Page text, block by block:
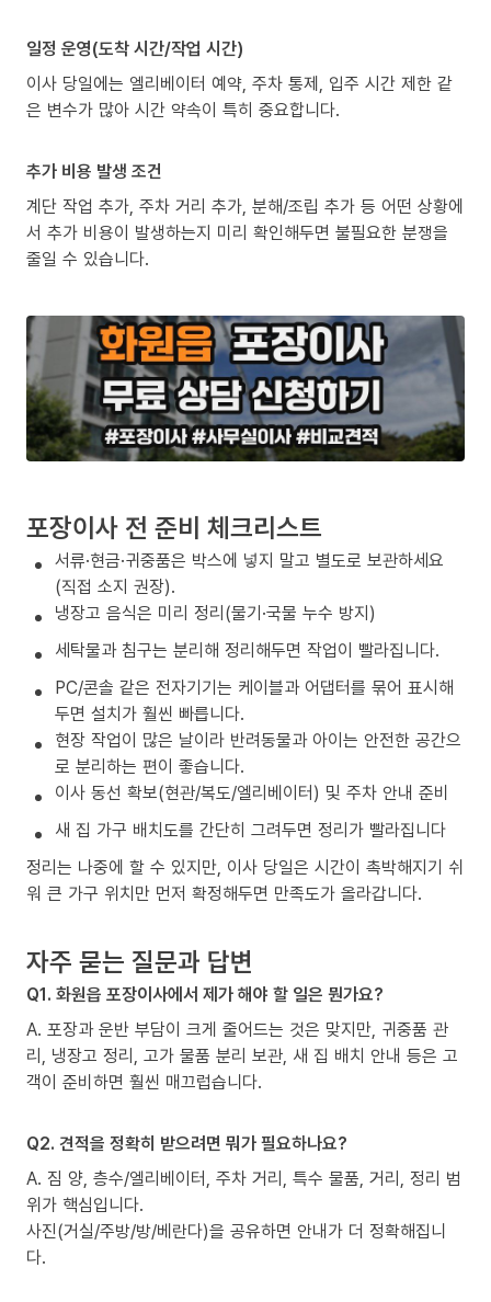
일정 운영(도착 시간/작업 시간)
이사 당일에는 엘리베이터 예약, 주차 통제, 입주 시간 제한 같
은 변수가 많아 시간 약속이 특히 중요합니다.
추가 비용 발생 조건
계단 작업 추가, 주차 거리 추가, 분해/조립 추가 등 어떤 상황에
서 추가 비용이 발생하는지 미리 확인해두면 불필요한 분쟁을
줄일 수 있습니다.
포장이사 전 준비 체크리스트
서류·현금·귀중품은 박스에 넣지 말고 별도로 보관하세요
(직접 소지 권장).
냉장고 음식은 미리 정리(물기·국물 누수 방지)
세탁물과 침구는 분리해 정리해두면 작업이 빨라집니다.
PC/콘솔 같은 전자기기는 케이블과 어댑터를 묶어 표시해
두면 설치가 훨씬 빠릅니다.
현장 작업이 많은 날이라 반려동물과 아이는 안전한 공간으
로 분리하는 편이 좋습니다.
이사 동선 확보(현관/복도/엘리베이터) 및 주차 안내 준비
새 집 가구 배치도를 간단히 그려두면 정리가 빨라집니다
정리는 나중에 할 수 있지만, 이사 당일은 시간이 촉박해지기 쉬
워 큰 가구 위치만 먼저 확정해두면 만족도가 올라갑니다.
자주 묻는 질문과 답변
Q1. 화원읍 포장이사에서 제가 해야 할 일은 뭔가요?
A. 포장과 운반 부담이 크게 줄어드는 것은 맞지만, 귀중품 관
리, 냉장고 정리, 고가 물품 분리 보관, 새 집 배치 안내 등은 고
객이 준비하면 훨씬 매끄럽습니다.
Q2. 견적을 정확히 받으려면 뭐가 필요하나요?
A. 짐 양, 층수/엘리베이터, 주차 거리, 특수 물품, 거리, 정리 범
위가 핵심입니다.
사진(거실/주방/방/베란다)을 공유하면 안내가 더 정확해집니
다.